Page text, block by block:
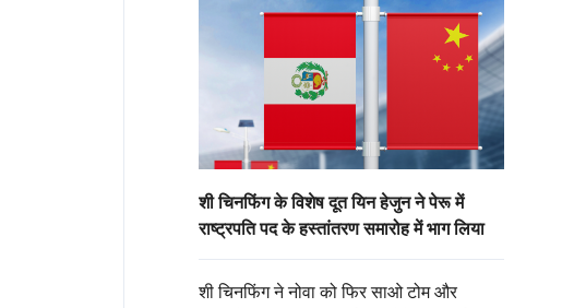
शी चिनफिंग के विशेष दूत यिन हेजुन ने पेरू में
राष्ट्रपति पद के हस्तांतरण समारोह में भाग लिया
शी चिनफिंग ने नोवा को फिर साओ टोम और